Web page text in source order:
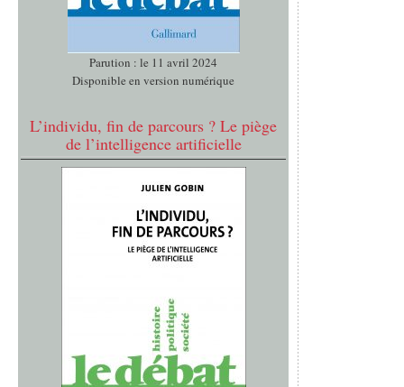
Parution : le 11 avril 2024
Disponible en version numérique
L’individu, fin de parcours ? Le piège
de l’intelligence artificielle